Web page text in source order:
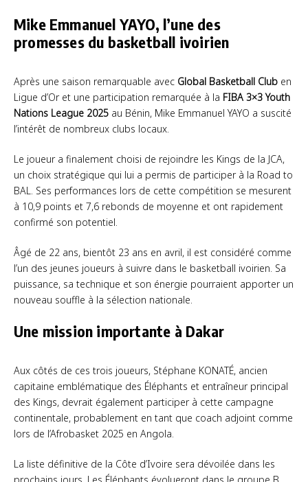
Mike Emmanuel YAYO, l’une des
promesses du basketball ivoirien
Après une saison remarquable avec Global Basketball Club en
Ligue d’Or et une participation remarquée à la FIBA 3×3 Youth
Nations League 2025 au Bénin, Mike Emmanuel YAYO a suscité
l’intérêt de nombreux clubs locaux.
Le joueur a finalement choisi de rejoindre les Kings de la JCA,
un choix stratégique qui lui a permis de participer à la Road to
BAL. Ses performances lors de cette compétition se mesurent
à 10,9 points et 7,6 rebonds de moyenne et ont rapidement
confirmé son potentiel.
Âgé de 22 ans, bientôt 23 ans en avril, il est considéré comme
l’un des jeunes joueurs à suivre dans le basketball ivoirien. Sa
puissance, sa technique et son énergie pourraient apporter un
nouveau souffle à la sélection nationale.
Une mission importante à Dakar
Aux côtés de ces trois joueurs, Stéphane KONATÉ, ancien
capitaine emblématique des Éléphants et entraîneur principal
des Kings, devrait également participer à cette campagne
continentale, probablement en tant que coach adjoint comme
lors de l’Afrobasket 2025 en Angola.
La liste définitive de la Côte d’Ivoire sera dévoilée dans les